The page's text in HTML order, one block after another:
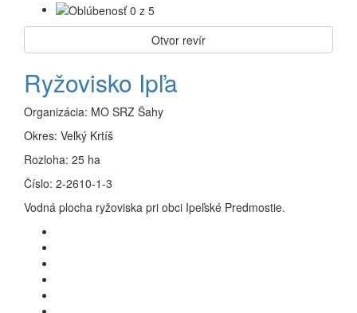
Otvor revír
Ryžovisko Ipľa
Organizácia: MO SRZ Šahy
Okres: Veľký Krtíš
Rozloha: 25 ha
Číslo: 2-2610-1-3
Vodná plocha ryžoviska pri obci Ipeľské Predmostie.